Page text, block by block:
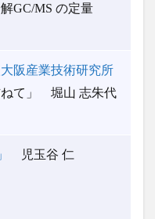
GC/MS の定量
阪産業技術研究所
ねて」 堀山 志朱代
児玉谷 仁